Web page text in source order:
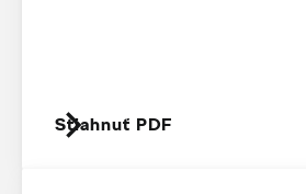
Stiahnuť PDF